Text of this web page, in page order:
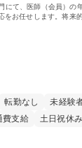
にて、医師（会員）の
をお任せします。将来
だきます。
転勤なし 未経験
費支給 土日祝休み